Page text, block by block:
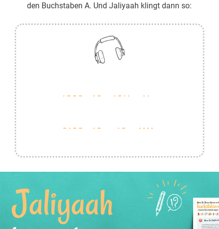
den Buchstaben A. Und Jaliyaah klingt dann so:
Jaliyaah